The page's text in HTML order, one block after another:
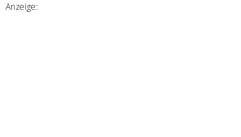
Anzeige: